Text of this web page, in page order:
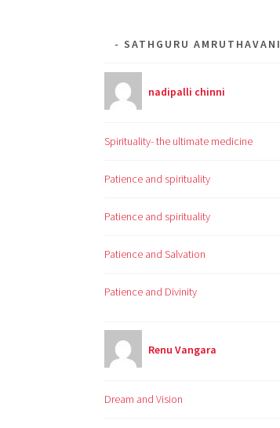
SATHGURU AMRUTHAVANI
nadipalli chinni
Spirituality- the ultimate medicine
Patience and spirituality
Patience and spirituality
Patience and Salvation
Patience and Divinity
Renu Vangara
Dream and Vision